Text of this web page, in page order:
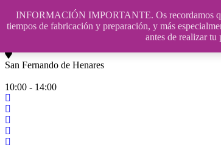
INFORMACIÓN IMPORTANTE. Os recordamos
tiempos de fabricación y preparación, y más
antes de realizar
Saltar
contenido
609241475 SOLO DE 10:00 a 14:00
San Fernando de Henares
10:00 - 14:00